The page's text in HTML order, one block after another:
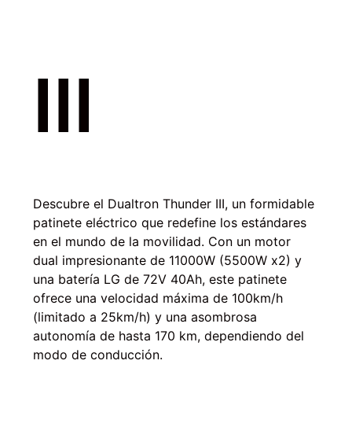
III
Descubre el Dualtron Thunder III, un formidable
patinete eléctrico que redefine los estándares
en el mundo de la movilidad. Con un motor
dual impresionante de 11000W (5500W x2) y
una batería LG de 72V 40Ah, este patinete
ofrece una velocidad máxima de 100km/h
(limitado a 25km/h) y una asombrosa
autonomía de hasta 170 km, dependiendo del
modo de conducción.